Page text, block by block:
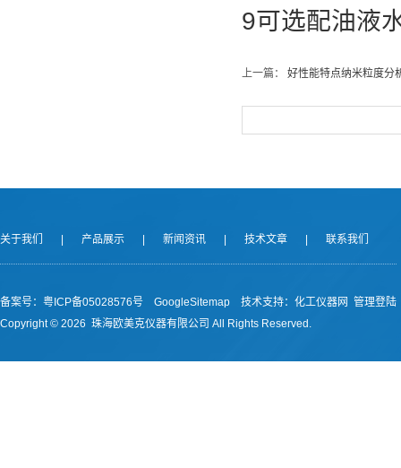
9可选配油液
上一篇： 好性能特点纳米粒度分
关于我们 产品展示 新闻资讯 技术文章 联系我们
备案号： 粤ICP备05028576号 GoogleSitemap 技术支持： 化工仪器网 管理登陆
Copyright © 2026 珠海欧美克仪器有限公司 All Rights Reserved.